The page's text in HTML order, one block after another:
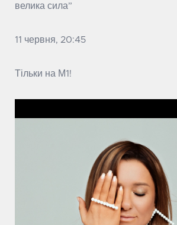
велика сила”
11 червня, 20:45
Тільки на М1!